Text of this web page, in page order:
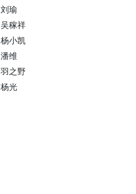
刘瑜
吴稼祥
杨小凯
潘维
羽之野
杨光